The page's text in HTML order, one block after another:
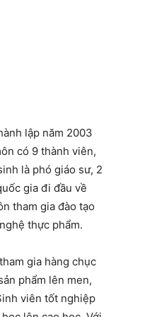
lập năm 2003
có 9 thành viên,
là phó giáo sư, 2
gia đi đầu về
tham gia đào tạo
thực phẩm.
gia hàng chục
phẩm lên men,
viên tốt nghiệp